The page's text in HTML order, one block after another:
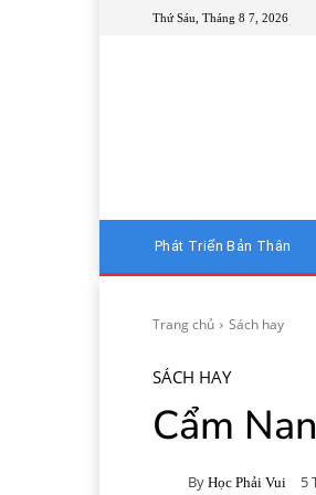
Thứ Sáu, Tháng 8 7, 2026
Phát Triển Bản Thân
Trang chủ Sách hay
SÁCH HAY
Cẩm
By Học Phải Vui 5